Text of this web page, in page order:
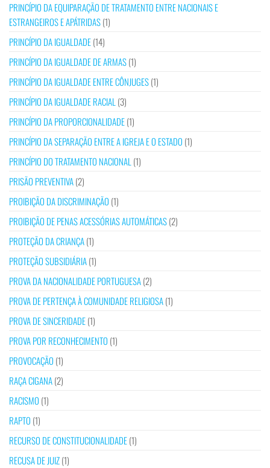
PRINCÍPIO DA EQUIPARAÇÃO DE TRATAMENTO ENTRE NACIONAIS E
ESTRANGEIROS E APÁTRIDAS(1)
PRINCÍPIO DA IGUALDADE(14)
PRINCÍPIO DA IGUALDADE DE ARMAS(1)
PRINCÍPIO DA IGUALDADE ENTRE CÔNJUGES(1)
PRINCÍPIO DA IGUALDADE RACIAL (3)
PRINCÍPIO DA PROPORCIONALIDADE(1)
PRINCÍPIO DA SEPARAÇÃO ENTRE A IGREJA E O ESTADO (1)
PRINCÍPIO DO TRATAMENTO NACIONAL (1)
PRISÃO PREVENTIVA(2)
PROIBIÇÃO DA DISCRIMINAÇÃO (1)
PROIBIÇÃO DE PENAS ACESSÓRIAS AUTOMÁTICAS(2)
PROTEÇÃO DA CRIANÇA(1)
PROTEÇÃO SUBSIDIÁRIA(1)
PROVA DA NACIONALIDADE PORTUGUESA(2)
PROVA DE PERTENÇA À COMUNIDADE RELIGIOSA(1)
PROVA DE SINCERIDADE(1)
PROVA POR RECONHECIMENTO (1)
PROVOCAÇÃO (1)
RAÇA CIGANA(2)
RACISMO (1)
RAPTO (1)
RECURSO DE CONSTITUCIONALIDADE(1)
RECUSA DE JUIZ(1)